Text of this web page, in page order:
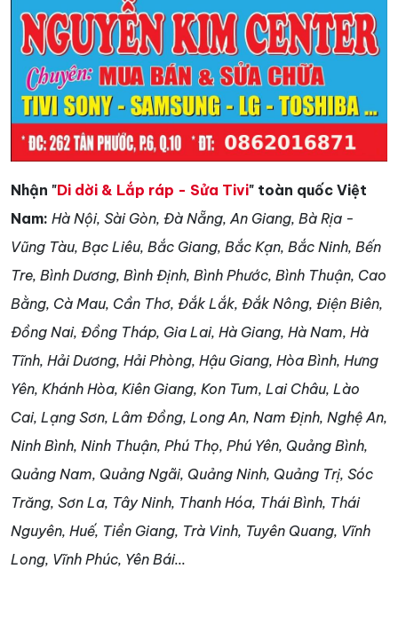
Nhận "Di dời & Lắp ráp - Sửa Tivi" toàn quốc Việt
Nam: Hà Nội, Sài Gòn, Đà Nẵng, An Giang, Bà Rịa -
Vũng Tàu, Bạc Liêu, Bắc Giang, Bắc Kạn, Bắc Ninh, Bến
Tre, Bình Dương, Bình Định, Bình Phước, Bình Thuận, Cao
Bằng, Cà Mau, Cần Thơ, Đắk Lắk, Đắk Nông, Điện Biên,
Đồng Nai, Đồng Tháp, Gia Lai, Hà Giang, Hà Nam, Hà
Tĩnh, Hải Dương, Hải Phòng, Hậu Giang, Hòa Bình, Hưng
Yên, Khánh Hòa, Kiên Giang, Kon Tum, Lai Châu, Lào
Cai, Lạng Sơn, Lâm Đồng, Long An, Nam Định, Nghệ An,
Ninh Bình, Ninh Thuận, Phú Thọ, Phú Yên, Quảng Bình,
Quảng Nam, Quảng Ngãi, Quảng Ninh, Quảng Trị, Sóc
Trăng, Sơn La, Tây Ninh, Thanh Hóa, Thái Bình, Thái
Nguyên, Huế, Tiền Giang, Trà Vinh, Tuyên Quang, Vĩnh
Long, Vĩnh Phúc, Yên Bái...